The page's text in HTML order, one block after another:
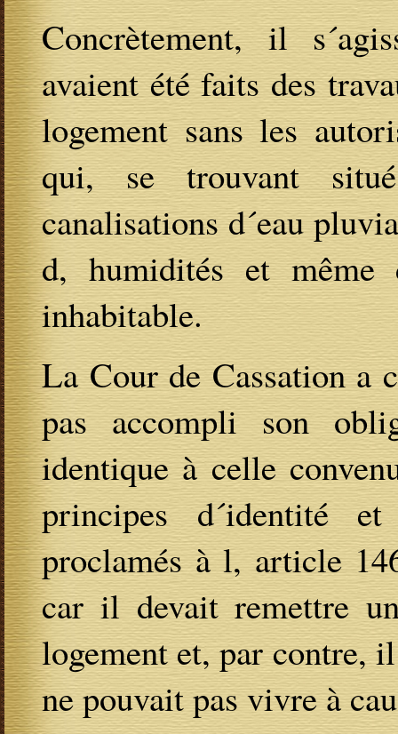
Concrètement, il
avaient été faits des
logement sans les
qui, se trouvant
canalisations d´eau
d, humidités et même
inhabitable.
La Cour de Cassation a
pas accompli son
identique à celle
principes d´identité
proclamés à l, article
car il devait remettre
logement et, par contre,
ne pouvait pas vivre à